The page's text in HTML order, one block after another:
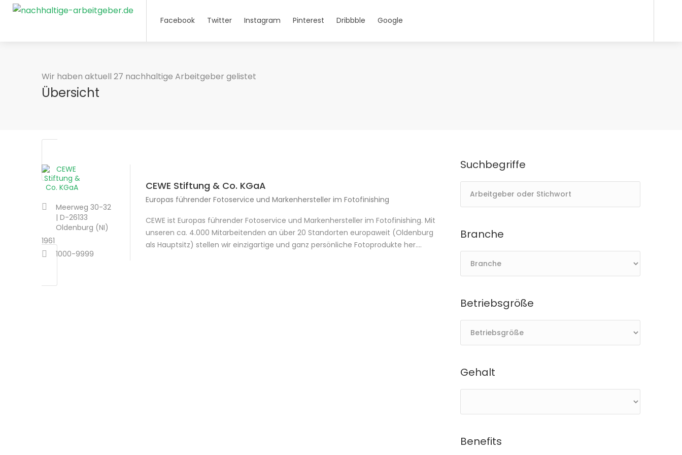
Facebook Twitter Instagram Pinterest Dribbble Google
Wir haben aktuell 27 nachhaltige Arbeitgeber gelistet
Übersicht
Suchbegriffe
Branche
Betriebsgröße
Gehalt
Benefits
Meerweg 30-32
| D-26133
Oldenburg (NI)
1961
1000-9999
CEWE Stiftung & Co. KGaA
Europas führender Fotoservice und Markenhersteller im Fotofinishing
CEWE ist Europas führender Fotoservice und Markenhersteller im Fotofinishing. Mit
unseren ca. 4.000 Mitarbeitenden an über 20 Standorten europaweit (Oldenburg
als Hauptsitz) stellen wir einzigartige und ganz persönliche Fotoprodukte her….